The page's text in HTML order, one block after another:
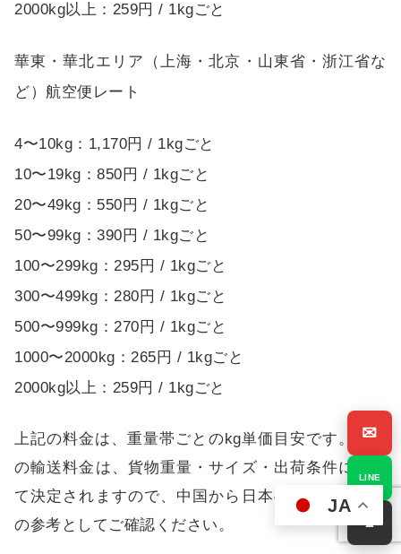
2000kg以上：259円 / 1kgごと
華東・華北エリア（上海・北京・山東省・浙江省な
ど）航空便レート
4〜10kg：1,170円 / 1kgごと
10〜19kg：850円 / 1kgごと
20〜49kg：550円 / 1kgごと
50〜99kg：390円 / 1kgごと
100〜299kg：295円 / 1kgごと
300〜499kg：280円 / 1kgごと
500〜999kg：270円 / 1kgごと
1000〜2000kg：265円 / 1kgごと
2000kg以上：259円 / 1kgごと
上記の料金は、重量帯ごとのkg単価目安です。実際
の輸送料金は、貨物重量・サイズ・出荷条件に応じ
て決定されますので、中国から日本への輸入コスト
の参考としてご確認ください。
JA
✉
LINE
▲